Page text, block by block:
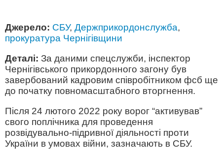
Джерело: СБУ, Держприкордонслужба,
прокуратура Чернігівщини
Деталі: За даними спецслужби, інспектор
Чернігівського прикордонного загону був
завербований кадровим співробітником фсб ще
до початку повномасштабного вторгнення.
Після 24 лютого 2022 року ворог “активував”
свого поплічника для проведення
розвідувально-підривної діяльності проти
України в умовах війни, зазначають в СБУ.